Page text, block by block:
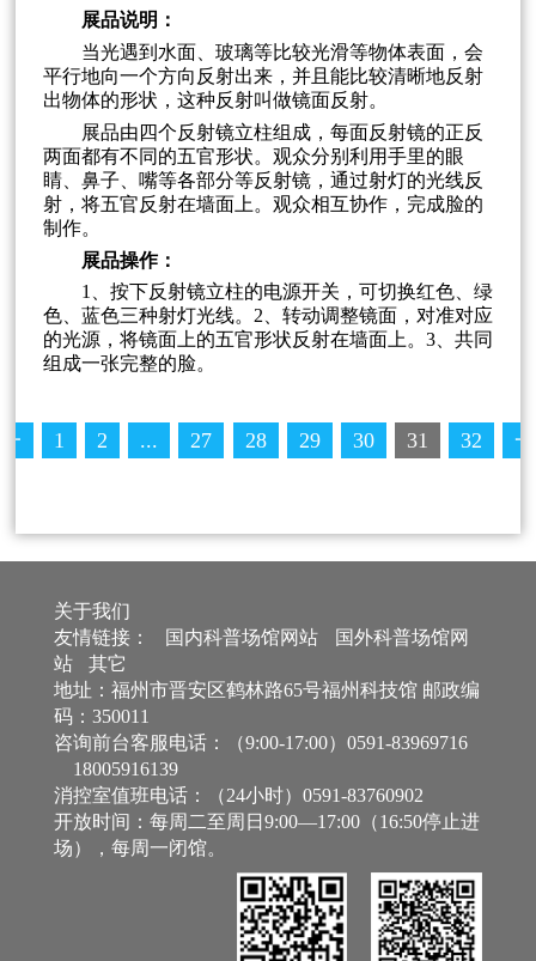
展品说明：
当光遇到水面、玻璃等比较光滑等物体表面，会
平行地向一个方向反射出来，并且能比较清晰地反射
出物体的形状，这种反射叫做镜面反射。
展品由四个反射镜立柱组成，每面反射镜的正反
两面都有不同的五官形状。观众分别利用手里的眼
睛、鼻子、嘴等各部分等反射镜，通过射灯的光线反
射，将五官反射在墙面上。观众相互协作，完成脸的
制作。
展品操作：
1、按下反射镜立柱的电源开关，可切换红色、绿
色、蓝色三种射灯光线。2、转动调整镜面，对准对应
的光源，将镜面上的五官形状反射在墙面上。3、共同
组成一张完整的脸。
一
1 2 ... 27 28 29 30 31 32
一
关于我们
友情链接：
国内科普场馆网站
国外科普场馆网
站
其它
地址：福州市晋安区鹤林路65号福州科技馆 邮政编
码：350011
咨询前台客服电话：（9:00-17:00）0591-83969716
18005916139
消控室值班电话：（24小时）0591-83760902
开放时间：每周二至周日9:00—17:00（16:50停止进
场），每周一闭馆。